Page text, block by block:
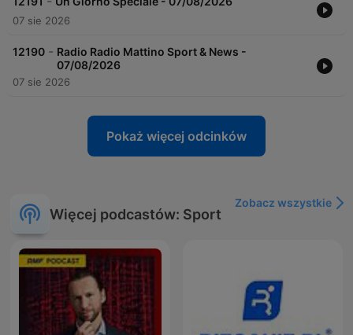
07 sie 2026
12190 - Radio Radio Mattino Sport & News -
07/08/2026
07 sie 2026
Pokaż więcej odcinków
Więcej podcastów: Sport
Zobacz wszystkie